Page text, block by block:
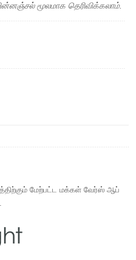
மூலமாக தெரிவிக்கலாம்.
மேற்பட்ட மக்கள் வேர்ஸ் ஆப்